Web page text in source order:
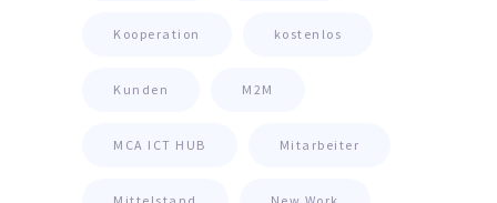
Kooperation kostenlos
Kunden M2M
MCA ICT HUB Mitarbeiter